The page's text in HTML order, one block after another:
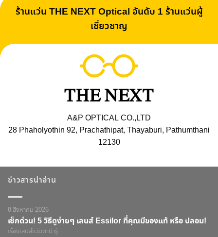
ร้านแว่น THE NEXT Optical อันดับ 1 ร้านแว่นผู้
เชี่ยวชาญ
A&P OPTICAL CO.,LTD
28 Phaholyothin 92, Prachathipat, Thayaburi, Pathumthani
12130
ข่าวสารน่าอ่าน
8 สิงหาคม 2026
เช็กด่วน! 5 วิธีดูง่ายๆ เลนส์ Essilor ที่คุณมีของแท้ หรือ ปลอม!
เรื่องเลนส์แว่นตาน่ารู้